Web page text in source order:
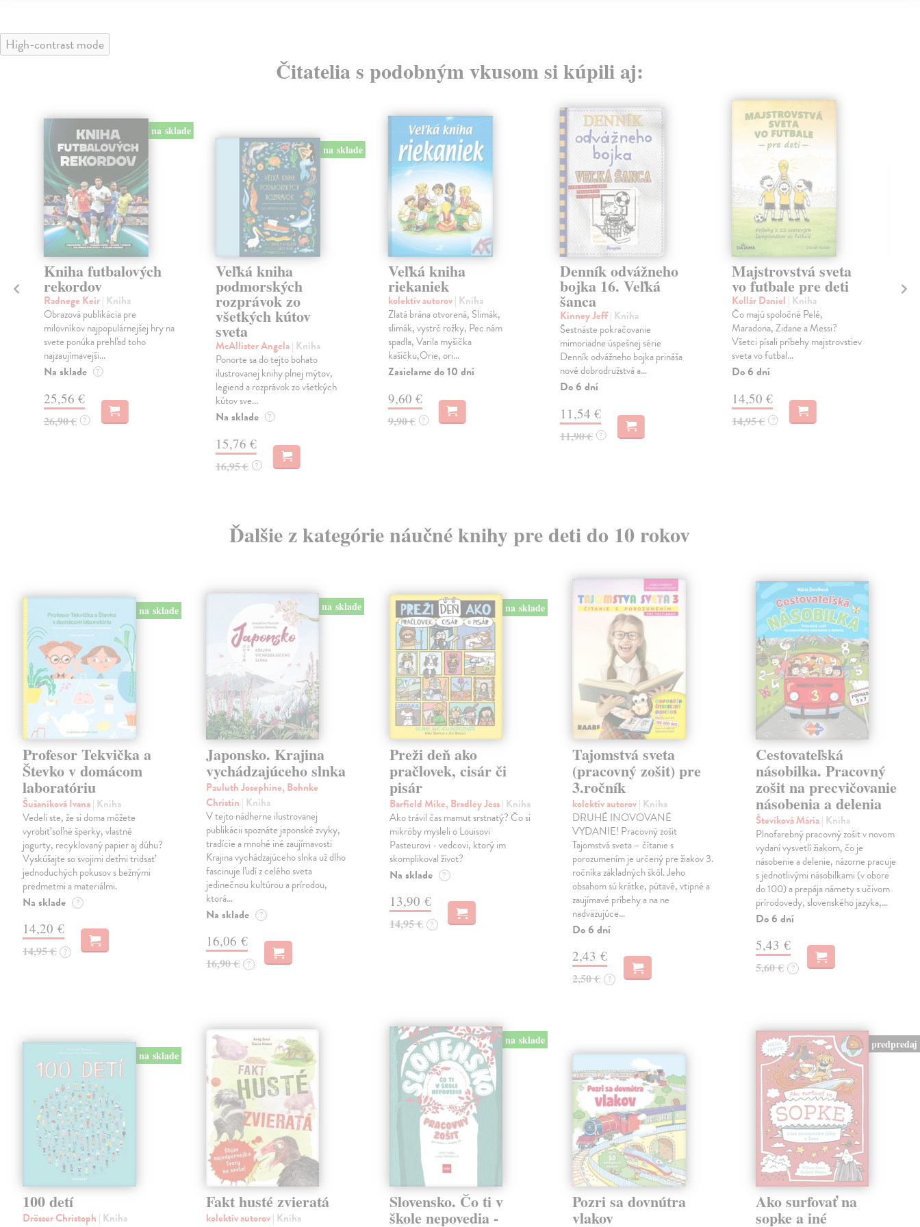
High-contrast mode
Čitatelia s podobným vkusom si kúpili aj:
na sklade
Kniha futbalových
rekordov
Radnege Keir| Kniha
Obrazová publikácia pre
milovníkov najpopulárnejšej hry na
svete ponúka prehľad toho
najzaujímavejši...
Na sklade ?
25,56 €
26,90 € ?
na sklade
Veľká kniha
podmorských
rozprávok zo
všetkých kútov
sveta
McAllister Angela| Kniha
Ponorte sa do tejto bohato
ilustrovanej knihy plnej mýtov,
legiend a rozprávok zo všetkých
kútov sve...
Na sklade ?
15,76 €
16,95 € ?
Veľká kniha
riekaniek
kolektív autorov| Kniha
Zlatá brána otvorená, Slimák,
slimák, vystrč rožky, Pec nám
spadla, Varila myšička
kašičku,Orie, ori...
Zasielame do 10 dní
9,60 €
9,90 € ?
Denník odvážneho
bojka 16. Veľká
šanca
Kinney Jeff| Kniha
Šestnáste pokračovanie
mimoriadne úspešnej série
Denník odvážneho bojka prináša
nové dobrodružstvá a...
Do 6 dní
11,54 €
11,90 € ?
Majstrovstvá sveta
vo futbale pre deti
Kollár Daniel | Kniha
Čo majú spoločné Pelé,
Maradona, Zidane a Messi?
Všetci písali príbehy majstrovstiev
sveta vo futbal...
Do 6 dní
14,50 €
14,95 € ?
Ďalšie z kategórie náučné knihy pre deti do 10 rokov
na sklade
Profesor Tekvička a
Števko v domácom
laboratóriu
Šušaníková Ivana| Kniha
Vedeli ste, že si doma môžete
vyrobiť soľné šperky, vlastné
jogurty, recyklovaný papier aj dúhu?
Vyskúšajte so svojimi deťmi tridsať
jednoduchých pokusov s bežnými
predmetmi a materiálmi.
Na sklade ?
14,20 €
14,95 € ?
na sklade
Japonsko. Krajina
vychádzajúceho slnka
Pauluth Josephine, Bohnke
Christin | Kniha
V tejto nádherne ilustrovanej
publikácii spoznáte japonské zvyky,
tradície a mnohé iné zaujímavosti
Krajina vychádzajúceho slnka už dlho
fascinuje ľudí z celého sveta
jedinečnou kultúrou a prírodou,
ktorá…
Na sklade ?
16,06 €
16,90 € ?
na sklade
Preži deň ako
pračlovek, cisár či
pisár
Barfield Mike, Bradley Jess| Kniha
Ako trávil čas mamut srstnatý? Čo si
mikróby mysleli o Louisovi
Pasteurovi - vedcovi, ktorý im
skomplikoval život?
Na sklade ?
13,90 €
14,95 € ?
Tajomstvá sveta
(pracovný zošit) pre
3.ročník
kolektív autorov| Kniha
DRUHÉ INOVOVANÉ
VYDANIE! Pracovný zošit
Tajomstvá sveta – čítanie s
porozumením je určený pre žiakov 3.
ročníka základných škôl. Jeho
obsahom sú krátke, pútavé, vtipné a
zaujímavé príbehy a na ne
nadväzujúce…
Do 6 dní
2,43 €
2,50 € ?
Cestovateľská
násobilka. Pracovný
zošit na precvičovanie
násobenia a delenia
Števíková Mária| Kniha
Plnofarebný pracovný zošit v novom
vydaní vysvetlí žiakom, čo je
násobenie a delenie, názorne pracuje
s jednotlivými násobilkami (v obore
do 100) a prepája námety s učivom
prírodovedy, slovenského jazyka,…
Do 6 dní
5,43 €
5,60 € ?
na sklade
100 detí
Drösser Christoph | Kniha
Fakt husté zvieratá
kolektív autorov| Kniha
na sklade
Slovensko. Čo ti v
škole nepovedia -
Pozri sa dovnútra
vlakov
predpredaj
Ako surfovať na
sopke a iné